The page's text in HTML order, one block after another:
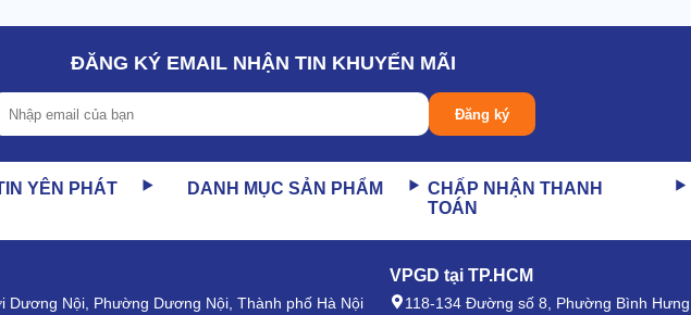
có nhiều rủi ro, thiết bị vẫn chạy khỏe.
có khe hở cực nhỏ. Gắn thêm phụ kiện để ngăn chặn sự
ĐĂNG KÝ EMAIL NHẬN TIN KHUYẾN MÃI
Đăng ký
YÊN PHÁT DANH MỤC SẢN PHẨM
CHẤP NHẬN THANH
TOÁN
Dương Nội, Phường Dương Nội, Thành phố Hà Nội
VPGD tại TP.HCM
118-134 Đường số 8, Phường Bình